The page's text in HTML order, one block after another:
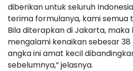
diberikan untuk seluruh
terima formulanya, kami semua
Bila diterapkan di Jakarta, maka
mengalami kenaikan sebesar
angka ini amat kecil
sebelumnya,” jelasnya.